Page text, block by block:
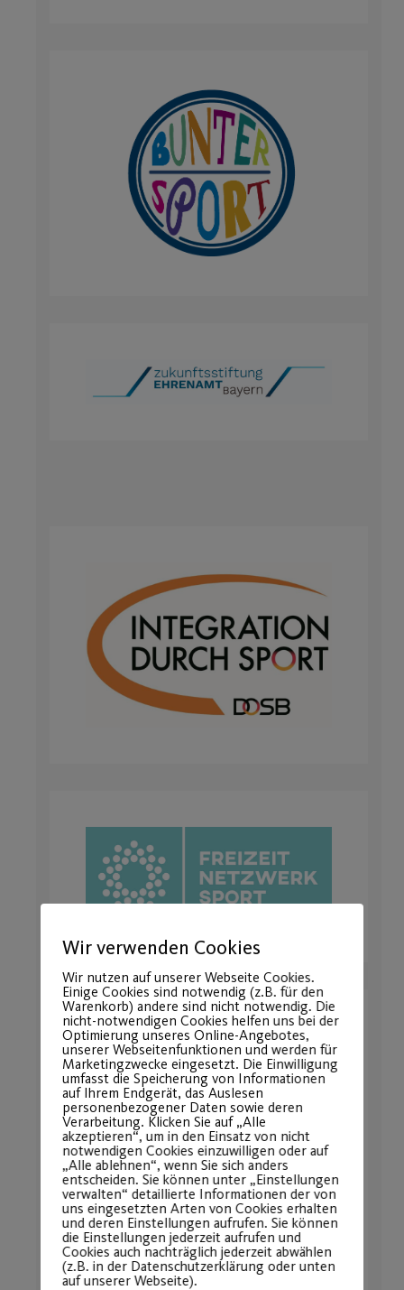
Wir verwenden Cookies
Wir nutzen auf unserer Webseite Cookies.
Einige Cookies sind notwendig (z.B. für den
Warenkorb) andere sind nicht notwendig. Die
nicht-notwendigen Cookies helfen uns bei der
Optimierung unseres Online-Angebotes,
unserer Webseitenfunktionen und werden für
Marketingzwecke eingesetzt. Die Einwilligung
umfasst die Speicherung von Informationen
auf Ihrem Endgerät, das Auslesen
personenbezogener Daten sowie deren
Verarbeitung. Klicken Sie auf „Alle
akzeptieren“, um in den Einsatz von nicht
notwendigen Cookies einzuwilligen oder auf
„Alle ablehnen“, wenn Sie sich anders
entscheiden. Sie können unter „Einstellungen
verwalten“ detaillierte Informationen der von
uns eingesetzten Arten von Cookies erhalten
und deren Einstellungen aufrufen. Sie können
die Einstellungen jederzeit aufrufen und
Cookies auch nachträglich jederzeit abwählen
(z.B. in der Datenschutzerklärung oder unten
auf unserer Webseite).